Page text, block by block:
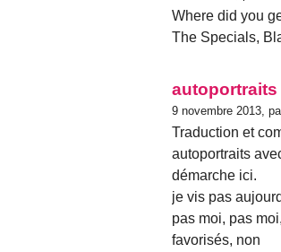
Where did you
The Specials,
autoportraits
9 novembre 2013,
Traduction et
autoportraits
démarche ici.
je vis pas
pas moi, pas
favorisés, non